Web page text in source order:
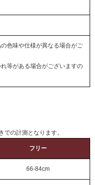
色味や仕様が異なる場合がご
等がある場合がございますの
での計測となります。
フリー
66-84cm